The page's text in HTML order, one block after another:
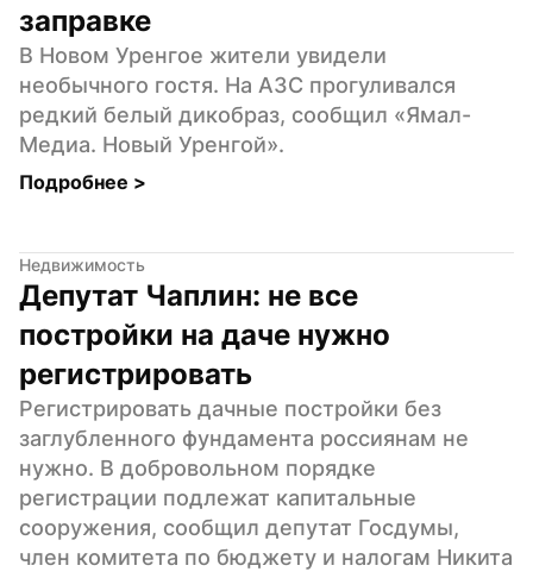
заправке
В Новом Уренгое жители увидели
необычного гостя. На АЗС прогуливался
редкий белый дикобраз, сообщил «Ямал-
Медиа. Новый Уренгой».
Подробнее >
Недвижимость
Депутат Чаплин: не все
постройки на даче нужно
регистрировать
Регистрировать дачные постройки без
заглубленного фундамента россиянам не
нужно. В добровольном порядке
регистрации подлежат капитальные
сооружения, сообщил депутат Госдумы,
член комитета по бюджету и налогам Никита